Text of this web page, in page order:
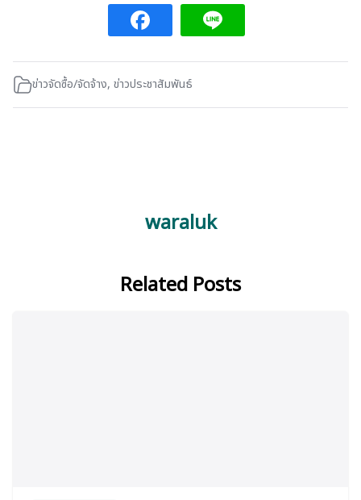
ข่าวจัดซื้อ/จัดจ้าง, ข่าวประชาสัมพันธ์
waraluk
Related Posts